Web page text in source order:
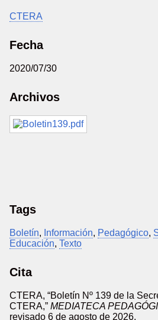
CTERA
Fecha
2020/07/30
Archivos
Tags
Boletín, Información, Pedagógico,
Educación, Texto
Cita
CTERA, “Boletín Nº 139 de la
CTERA,” MEDIATECA
revisado 6 de agosto de 2026,